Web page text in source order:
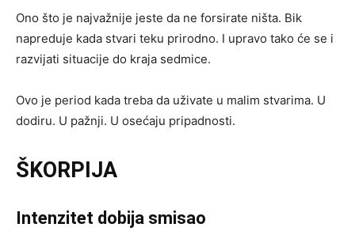
Ono što je najvažnije jeste da ne forsirate ništa. Bik
napreduje kada stvari teku prirodno. I upravo tako će se i
razvijati situacije do kraja sedmice.
Ovo je period kada treba da uživate u malim stvarima. U
dodiru. U pažnji. U osećaju pripadnosti.
ŠKORPIJA
Intenzitet dobija smisao